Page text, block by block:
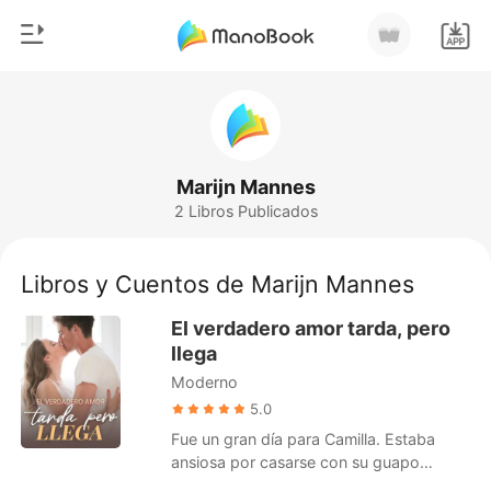
Salir
Instalar APP
Hombre Lobo
Romance
Urbano
Ranking
Marijn Mannes
2 Libros Publicados
Libros y Cuentos de Marijn Mannes
El verdadero amor tarda, pero
llega
Moderno
5.0
Fue un gran día para Camilla. Estaba
ansiosa por casarse con su guapo